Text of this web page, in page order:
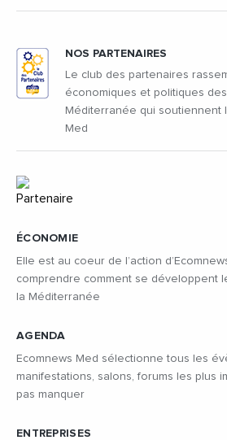
ÉCONOMIE
Elle est au coeur de l’action
comprendre comment se développent
la Méditerranée
AGENDA
Ecomnews Med sélectionne tous les
manifestations, salons, forums les plus
pas manquer
ENTREPRISES
NOS PARTENAIRES
Le club des partenaires
économiques et politiques
Méditerranée qui soutiennent
Med